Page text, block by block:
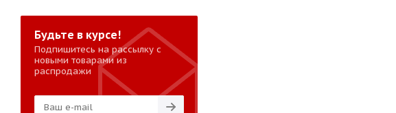
Будьте в курсе!
Подпишитесь на рассылку с
новыми товарами из
распродажи